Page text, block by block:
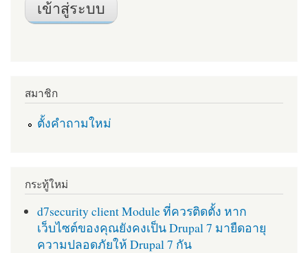
สมาชิก
ตั้งคำถามใหม่
กระทู้ใหม่
d7security client Module ที่ควรติดตั้ง หาก
เว็บไซต์ของคุณยังคงเป็น Drupal 7 มายืดอายุ
ความปลอดภัยให้ Drupal 7 กัน